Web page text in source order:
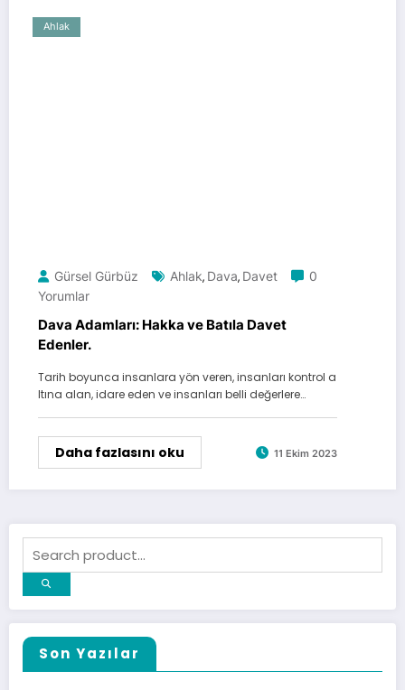
Ahlak
Gürsel Gürbüz Ahlak, Dava, Davet
0
Yorumlar
Dava Adamları: Hakka ve Batıla Davet
Edenler.
Tarih boyunca insanlara yön veren, insanları kontrol a
ltına alan, idare eden ve insanları belli değerlere…
Daha fazlasını oku 11 Ekim 2023
Son Yazılar